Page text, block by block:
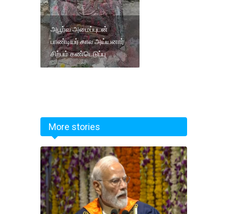
அபூர்வ அமைப்புடன்
பாண்டியர் கால அய்யனார்
சிற்பம் கண்டெடுப்பு
More stories